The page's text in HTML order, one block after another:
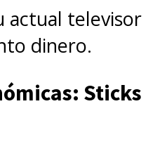
actual televisor
dinero.
Sticks